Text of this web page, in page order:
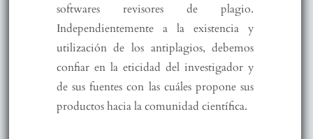
softwares revisores de plagio.
Independientemente a la existencia y
utilización de los antiplagios, debemos
confiar en la eticidad del investigador y
de sus fuentes con las cuáles propone sus
productos hacia la comunidad científica.